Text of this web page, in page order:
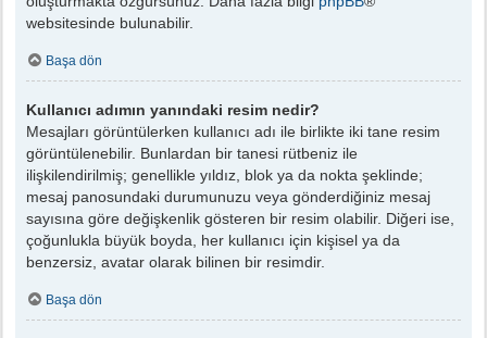
websitesinde bulunabilir.
Başa dön
Kullanıcı adımın yanındaki resim nedir?
Mesajları görüntülerken kullanıcı adı ile birlikte iki tane resim
görüntülenebilir. Bunlardan bir tanesi rütbeniz ile
ilişkilendirilmiş; genellikle yıldız, blok ya da nokta şeklinde;
mesaj panosundaki durumunuzu veya gönderdiğiniz mesaj
sayısına göre değişkenlik gösteren bir resim olabilir. Diğeri ise,
çoğunlukla büyük boyda, her kullanıcı için kişisel ya da
benzersiz, avatar olarak bilinen bir resimdir.
Başa dön